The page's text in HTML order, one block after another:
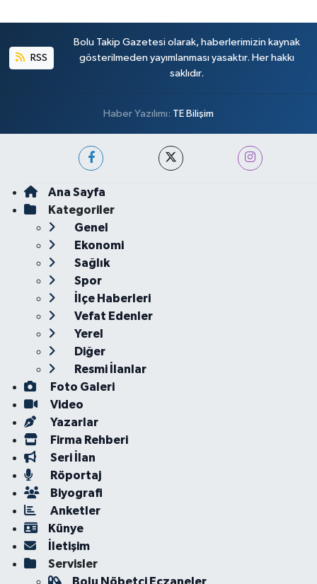
RSS
Bolu Takip Gazetesi olarak, haberlerimizin kaynak
gösterilmeden yayımlanması yasaktır. Her hakkı
saklıdır.
Haber Yazılımı: TE Bilişim
Ana Sayfa
Kategoriler
Genel
Ekonomi
Sağlık
Spor
İlçe Haberleri
Vefat Edenler
Yerel
Diğer
Resmi İlanlar
Foto Galeri
Video
Yazarlar
Firma Rehberi
Seri İlan
Röportaj
Biyografi
Anketler
Künye
İletişim
Servisler
Bolu Nöbetçi Eczaneler